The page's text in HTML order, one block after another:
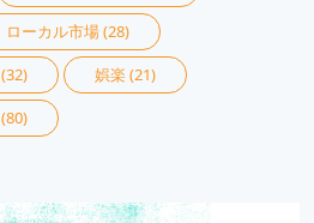
ローカル市場(28)
(32) 娯楽 (21)
(80)